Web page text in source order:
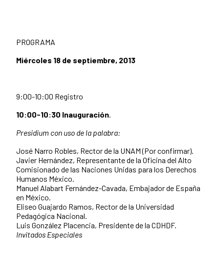
PROGRAMA
Miércoles 18 de septiembre, 2013
9:00-10:00 Registro
10:00-10:30 Inauguración
Presidium con uso de la palabra:
José Narro Robles, Rector de la UNAM (Por confirmar).
Javier Hernández, Representante de la Oficina del Alto
Comisionado de las Naciones Unidas para los Derechos
Humanos México.
Manuel Alabart Fernández-Cavada, Embajador de España
en México.
Eliseo Guajardo Ramos, Rector de la Universidad
Pedagógica Nacional.
Luis González Placencia, Presidente de la CDHDF.
Invitados Especiales